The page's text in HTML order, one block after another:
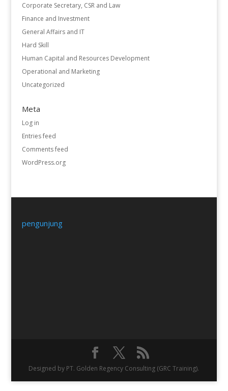
Corporate Secretary, CSR and Law
Finance and Investment
General Affairs and IT
Hard Skill
Human Capital and Resources Development
Operational and Marketing
Uncategorized
Meta
Log in
Entries feed
Comments feed
WordPress.org
pengunjung
Designed by PT. Golden Regency Consulting (GRC Training).